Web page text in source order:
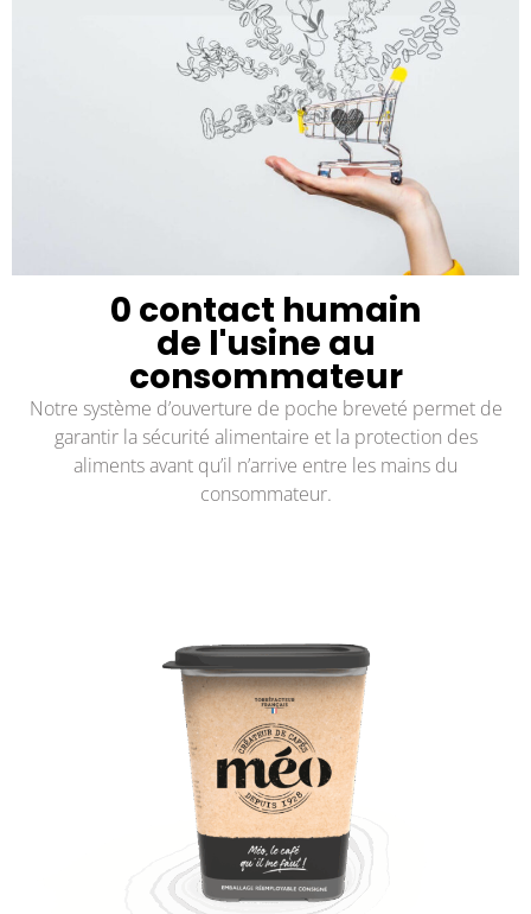
0 contact humain
de l'usine au
consommateur
Notre système d’ouverture de poche breveté permet de
garantir la sécurité alimentaire et la protection des
aliments avant qu’il n’arrive entre les mains du
consommateur.